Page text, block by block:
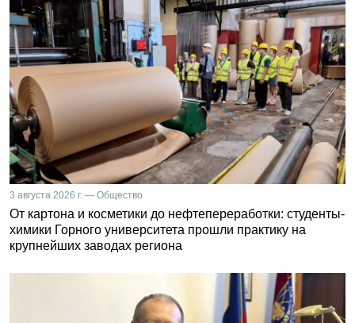
3 августа 2026 г. — Общество
От картона и косметики до нефтепереработки: студенты-
химики Горного университета прошли практику на
крупнейших заводах региона